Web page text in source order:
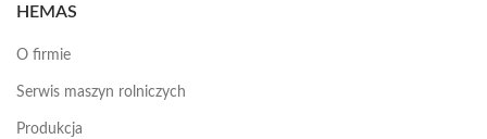
HEMAS
O firmie
Serwis maszyn rolniczych
Produkcja